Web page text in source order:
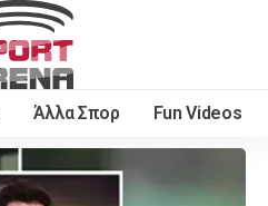
Άλλα Σπορ Fun Videos